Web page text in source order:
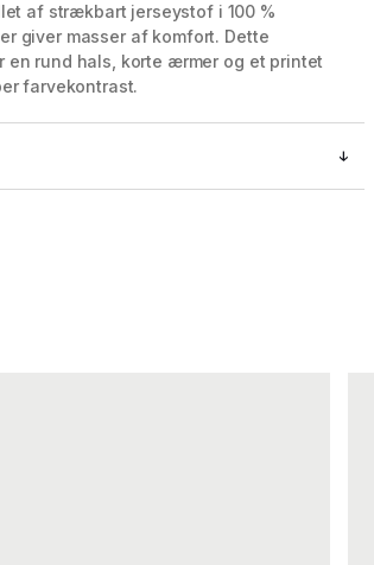
af strækbart jerseystof i 100 %
giver masser af komfort. Dette
en rund hals, korte ærmer og et printet
farvekontrast.